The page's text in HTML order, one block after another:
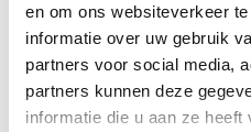
en om ons websiteverkeer
informatie over uw gebruik
partners voor social media,
partners kunnen deze
informatie die u aan ze